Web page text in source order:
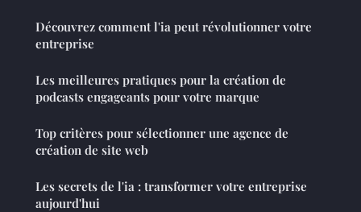
Découvrez comment l'ia peut révolutionner votre
entreprise
Les meilleures pratiques pour la création de
podcasts engageants pour votre marque
Top critères pour sélectionner une agence de
création de site web
Les secrets de l'ia : transformer votre entreprise
aujourd'hui